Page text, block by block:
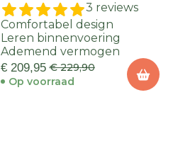
3 reviews
Comfortabel design
Leren binnenvoering
Ademend vermogen
€ 209,95 € 229,90
Op voorraad